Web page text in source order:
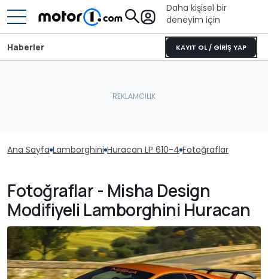
Daha kişisel bir
deneyim için
KAYIT OL / GİRİŞ YAP
Haberler
Ana Sayfa Lamborghini Huracan LP 610-4 Fotoğraflar
Fotoğraflar - Misha Design
Modifiyeli Lamborghini Huracan